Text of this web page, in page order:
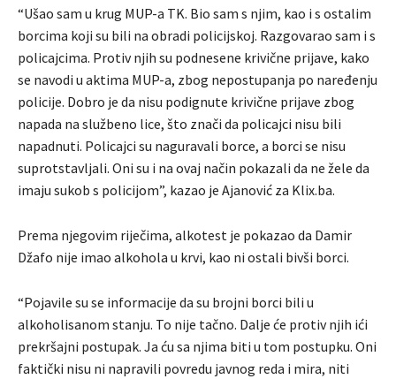
“Ušao sam u krug MUP-a TK. Bio sam s njim, kao i s ostalim
borcima koji su bili na obradi policijskoj. Razgovarao sam i s
policajcima. Protiv njih su podnesene krivične prijave, kako
se navodi u aktima MUP-a, zbog nepostupanja po naređenju
policije. Dobro je da nisu podignute krivične prijave zbog
napada na službeno lice, što znači da policajci nisu bili
napadnuti. Policajci su naguravali borce, a borci se nisu
suprotstavljali. Oni su i na ovaj način pokazali da ne žele da
imaju sukob s policijom”, kazao je Ajanović za Klix.ba.
Prema njegovim riječima, alkotest je pokazao da Damir
Džafo nije imao alkohola u krvi, kao ni ostali bivši borci.
“Pojavile su se informacije da su brojni borci bili u
alkoholisanom stanju. To nije tačno. Dalje će protiv njih ići
prekršajni postupak. Ja ću sa njima biti u tom postupku. Oni
faktički nisu ni napravili povredu javnog reda i mira, niti